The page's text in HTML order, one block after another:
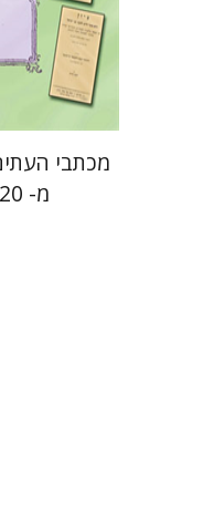
הנחת
מכתבי
מ- 1820 עד 1845